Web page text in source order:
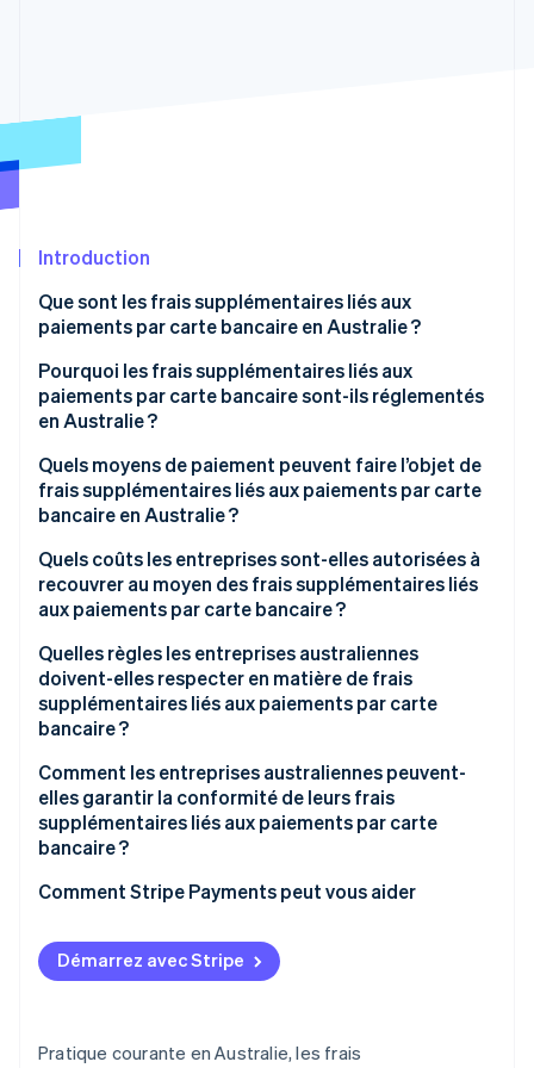
Climate
Vérification de l'identité
Stripe Sessions 2026
Découvrez comment Stripe construit l’infrastructure
Regarder la vidéo
Introduction
Que sont les frais supplémentaires liés aux
paiements par carte bancaire en Australie ?
Pourquoi les frais supplémentaires liés aux
paiements par carte bancaire sont-ils réglementés
en Australie ?
Quels moyens de paiement peuvent faire l’objet de
frais supplémentaires liés aux paiements par carte
bancaire en Australie ?
Quels coûts les entreprises sont-elles autorisées à
recouvrer au moyen des frais supplémentaires liés
aux paiements par carte bancaire ?
Quelles règles les entreprises australiennes
doivent-elles respecter en matière de frais
supplémentaires liés aux paiements par carte
bancaire ?
Comment les entreprises australiennes peuvent-
elles garantir la conformité de leurs frais
supplémentaires liés aux paiements par carte
bancaire ?
Comment Stripe Payments peut vous aider
Démarrez avec Stripe
Pratique courante en Australie, les frais